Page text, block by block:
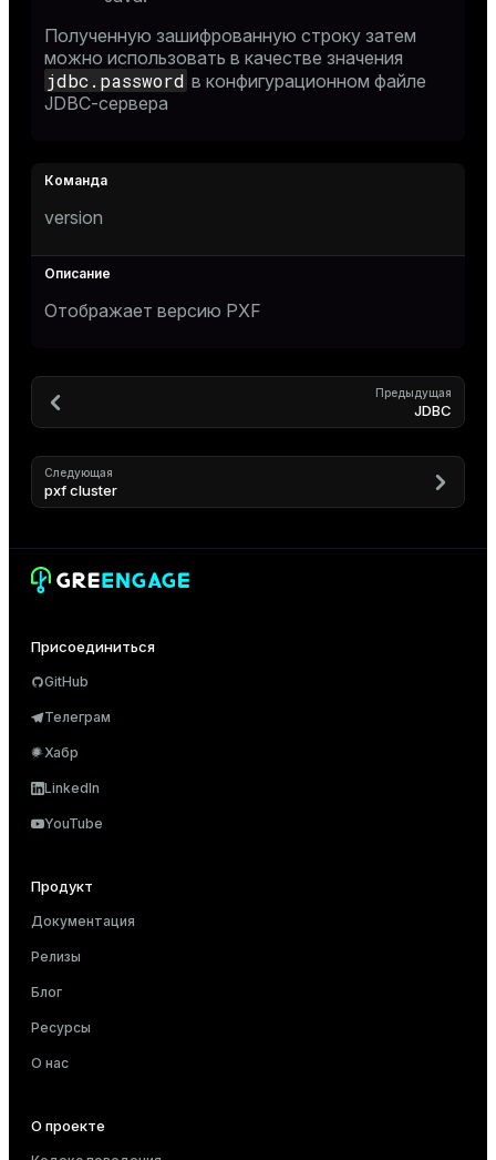
Полученную зашифрованную строку затем
можно использовать в качестве значения
jdbc.password в конфигурационном файле
JDBC-сервера
version
Отображает версию PXF
Предыдущая
JDBC
Следующая
pxf cluster
Присоединиться
GitHub
Телеграм
Хабр
LinkedIn
YouTube
Продукт
Документация
Релизы
Блог
Ресурсы
О нас
О проекте